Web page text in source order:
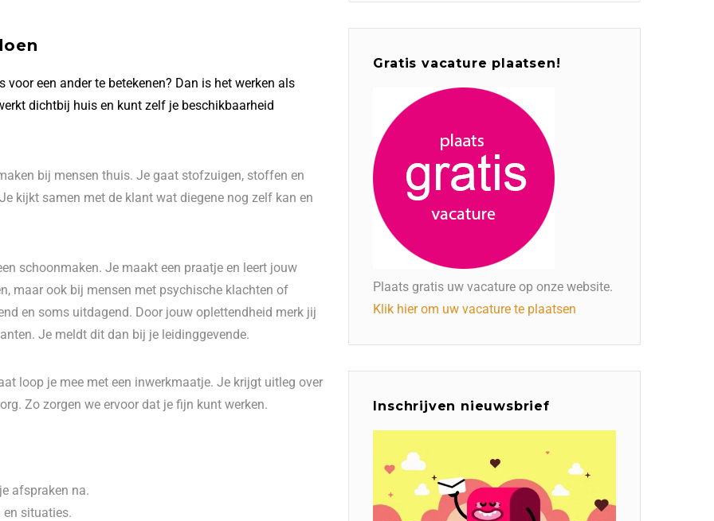
een ander te betekenen? Dan is het werken als
dichtbij huis en kunt zelf je beschikbaarheid
bij mensen thuis. Je gaat stofzuigen, stoffen en
kijkt samen met de klant wat diegene nog zelf kan en
schoonmaken. Je maakt een praatje en leert jouw
maar ook bij mensen met psychische klachten of
en soms uitdagend. Door jouw oplettendheid merk jij
Je meldt dit dan bij je leidinggevende.
loop je mee met een inwerkmaatje. Je krijgt uitleg over
Zo zorgen we ervoor dat je fijn kunt werken.
afspraken na.
situaties.
Gratis vacature plaatsen!
Plaats gratis uw vacature op onze website.
Klik hier om uw vacature te plaatsen
Inschrijven nieuwsbrief